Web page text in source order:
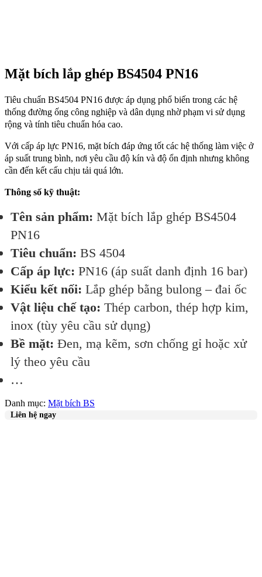
Mặt bích lắp ghép BS4504 PN16
Tiêu chuẩn BS4504 PN16 được áp dụng phổ biến trong các hệ
thống đường ống công nghiệp và dân dụng nhờ phạm vi sử dụng
rộng và tính tiêu chuẩn hóa cao.
Với cấp áp lực PN16, mặt bích đáp ứng tốt các hệ thống làm việc ở
áp suất trung bình, nơi yêu cầu độ kín và độ ổn định nhưng không
cần đến kết cấu chịu tải quá lớn.
Thông số kỹ thuật:
Tên sản phẩm: Mặt bích lắp ghép BS4504
PN16
Tiêu chuẩn: BS 4504
Cấp áp lực: PN16 (áp suất danh định 16 bar)
Kiểu kết nối: Lắp ghép bằng bulong – đai ốc
Vật liệu chế tạo: Thép carbon, thép hợp kim,
inox (tùy yêu cầu sử dụng)
Bề mặt: Đen, mạ kẽm, sơn chống gỉ hoặc xử
lý theo yêu cầu
…
Danh mục: Mặt bích BS
Liên hệ ngay